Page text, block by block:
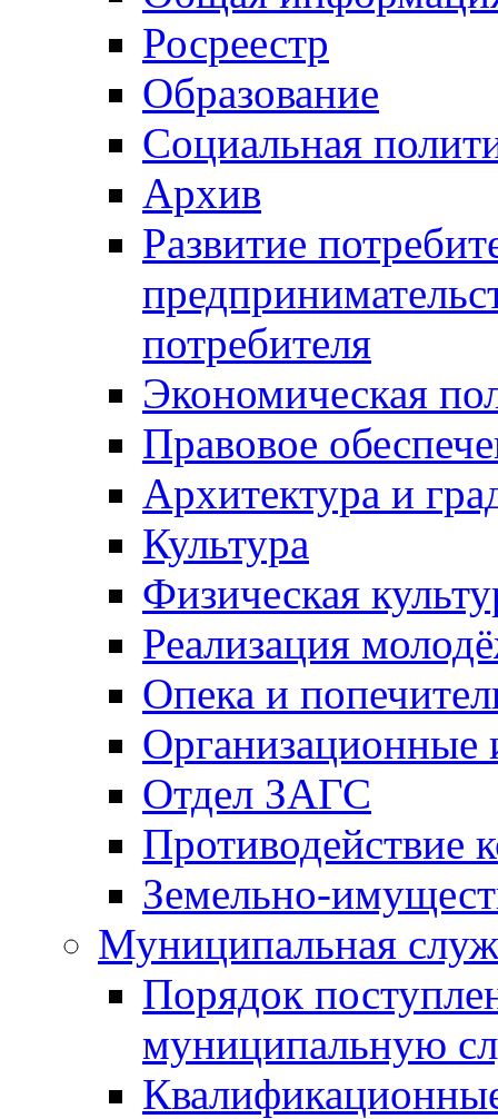
Росреестр
Образование
Социальная
Архив
Развитие
потребителя
Экономическая
Правовое
Архитектура и
Культура
Физическая
Реализация
Опека и
Отдел ЗАГС
Противодействие
Земельно-
Муниципальная
Порядок
муниципальную